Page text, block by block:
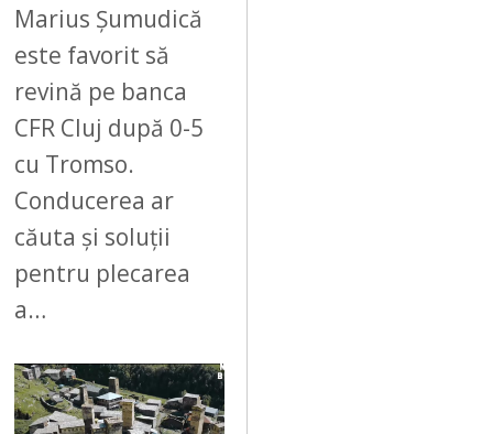
Marius Șumudică
este favorit să
revină pe banca
CFR Cluj după 0-5
cu Tromso.
Conducerea ar
căuta și soluții
pentru plecarea
a…